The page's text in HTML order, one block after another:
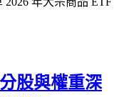
股與權重深